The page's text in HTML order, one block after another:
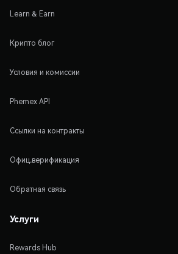
Learn & Earn
Крипто блог
Условия и комиссии
Phemex API
Ссылки на контракты
Офиц.верификация
Обратная связь
Услуги
Rewards Hub